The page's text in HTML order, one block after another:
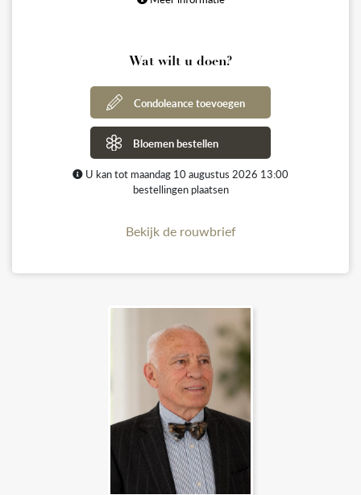
Wat wilt u doen?
Condoleance toevoegen
Bloemen bestellen
U kan tot maandag 10 augustus 2026 13:00
bestellingen plaatsen
Bekijk de rouwbrief